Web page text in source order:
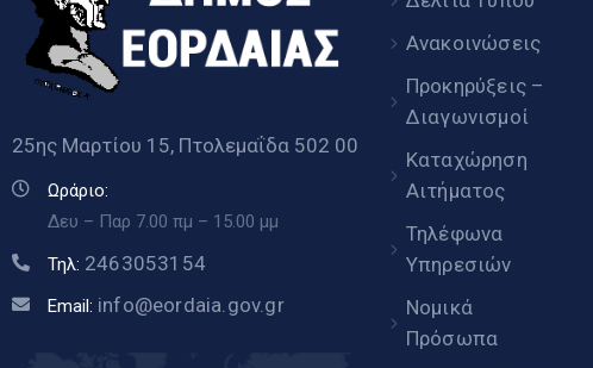
25ης Μαρτίου 15, Πτολεμαΐδα 502 00
Ωράριο:
Δευ – Παρ 7.00 πμ – 15.00 μμ
Τηλ: 2463053154
Email: info@eordaia.gov.gr
Ανακοινώσεις
Προκηρύξεις –
Διαγωνισμοί
Καταχώρηση
Αιτήματος
Τηλέφωνα
Υπηρεσιών
Νομικά
Πρόσωπα